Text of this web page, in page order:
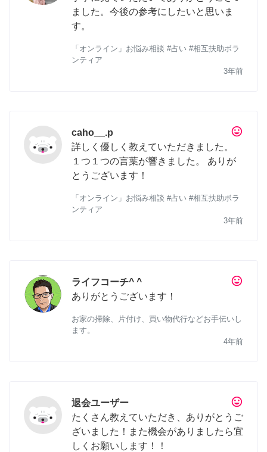
ました。今後の参考にしたいと思いま
す。
「オンライン」お悩み相談 #占い #相互扶助ボラ
ンティア
3年前
tag_faces
caho__.p
詳しく優しく教えていただきました。
１つ１つの言葉が響きました。 ありが
とうございます！
「オンライン」お悩み相談 #占い #相互扶助ボラ
ンティア
3年前
tag_faces
ライフコーチ^ ^
ありがとうございます！
お家の掃除、片付け、買い物代行などお手伝いし
ます。
4年前
tag_faces
退会ユーザー
たくさん教えていただき、ありがとうご
ざいました！また機会がありましたら宜
しくお願いします！！